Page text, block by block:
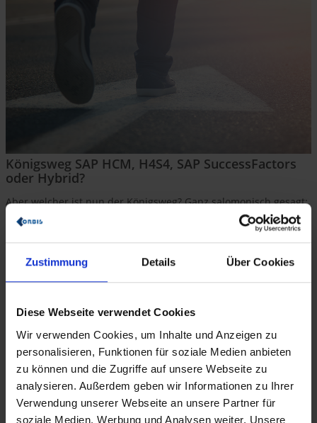
Zustimmung Details Über Cookies
Diese Webseite verwendet Cookies
Wir verwenden Cookies, um Inhalte und Anzeigen zu
personalisieren, Funktionen für soziale Medien anbieten
zu können und die Zugriffe auf unsere Webseite zu
analysieren. Außerdem geben wir Informationen zu Ihrer
Verwendung unserer Webseite an unsere Partner für
soziale Medien, Werbung und Analysen weiter. Unsere
Königsweg SAP HCM, H4S4, SAP SuccessFactors
oder Hybrid?
Aber welcher ist nun der Königsweg? Ganz salomonisch gesagt:
Es kommt darauf an. Die Produktinnovation der SAP findet in
der Cloud, also der SAP SuccessFactors HCM Suite, statt. Aber
wenn Cloud für Ihr Unternehmen noch nicht in Frage kommt
oder einzelne Prozesse wie Entgeltabrechnung und
Zeitwirtschaft in der Cloud-Lösung Ihre Anforderungen nicht
abdecken, dann bietet H4S4 langfristige Sicherheit für eine
wo Sie beide Lösungen miteinander mischen.
Weitere Infos zu Ihrer HR-IT-Strategie
ORBIS vereint umfassendes HR-Lösungs-